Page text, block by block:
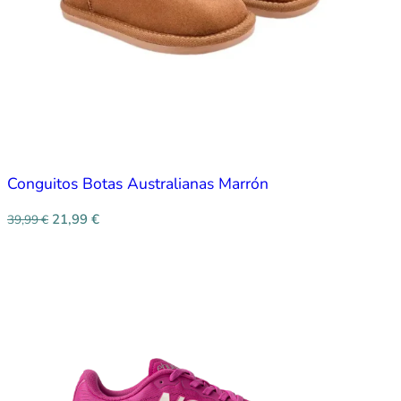
Conguitos Botas Australianas Marrón
39,99€ 21,99 €